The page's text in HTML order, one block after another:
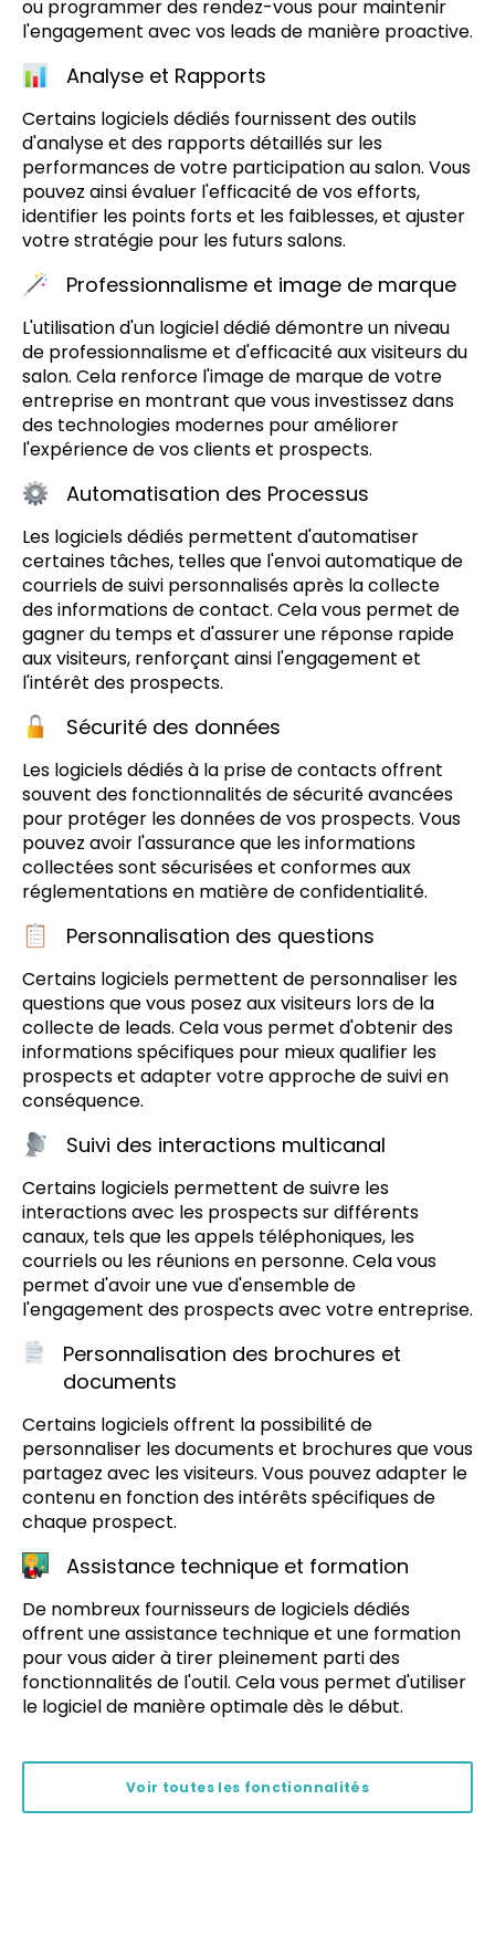
ou programmer des rendez-vous pour maintenir
l'engagement avec vos leads de manière proactive.
Analyse et Rapports
Certains logiciels dédiés fournissent des outils
d'analyse et des rapports détaillés sur les
performances de votre participation au salon. Vous
pouvez ainsi évaluer l'efficacité de vos efforts,
identifier les points forts et les faiblesses, et ajuster
votre stratégie pour les futurs salons.
Professionnalisme et image de marque
L'utilisation d'un logiciel dédié démontre un niveau
de professionnalisme et d'efficacité aux visiteurs du
salon. Cela renforce l'image de marque de votre
entreprise en montrant que vous investissez dans
des technologies modernes pour améliorer
l'expérience de vos clients et prospects.
Automatisation des Processus
Les logiciels dédiés permettent d'automatiser
certaines tâches, telles que l'envoi automatique de
courriels de suivi personnalisés après la collecte
des informations de contact. Cela vous permet de
gagner du temps et d'assurer une réponse rapide
aux visiteurs, renforçant ainsi l'engagement et
l'intérêt des prospects.
Sécurité des données
Les logiciels dédiés à la prise de contacts offrent
souvent des fonctionnalités de sécurité avancées
pour protéger les données de vos prospects. Vous
pouvez avoir l'assurance que les informations
collectées sont sécurisées et conformes aux
réglementations en matière de confidentialité.
Personnalisation des questions
Certains logiciels permettent de personnaliser les
questions que vous posez aux visiteurs lors de la
collecte de leads. Cela vous permet d'obtenir des
informations spécifiques pour mieux qualifier les
prospects et adapter votre approche de suivi en
conséquence.
Suivi des interactions multicanal
Certains logiciels permettent de suivre les
interactions avec les prospects sur différents
canaux, tels que les appels téléphoniques, les
courriels ou les réunions en personne. Cela vous
permet d'avoir une vue d'ensemble de
l'engagement des prospects avec votre entreprise.
Personnalisation des brochures et
documents
Certains logiciels offrent la possibilité de
personnaliser les documents et brochures que vous
partagez avec les visiteurs. Vous pouvez adapter le
contenu en fonction des intérêts spécifiques de
chaque prospect.
Assistance technique et formation
De nombreux fournisseurs de logiciels dédiés
offrent une assistance technique et une formation
pour vous aider à tirer pleinement parti des
fonctionnalités de l'outil. Cela vous permet d'utiliser
le logiciel de manière optimale dès le début.
Voir toutes les fonctionnalités